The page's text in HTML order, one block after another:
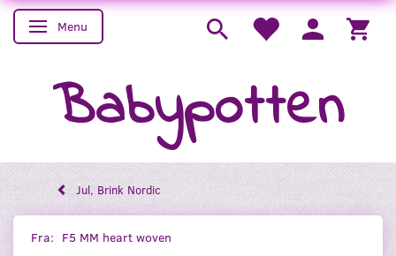
Skifte navigation
Menu
Babypotten
Jul, Brink Nordic
Fra: F5 MM heart woven